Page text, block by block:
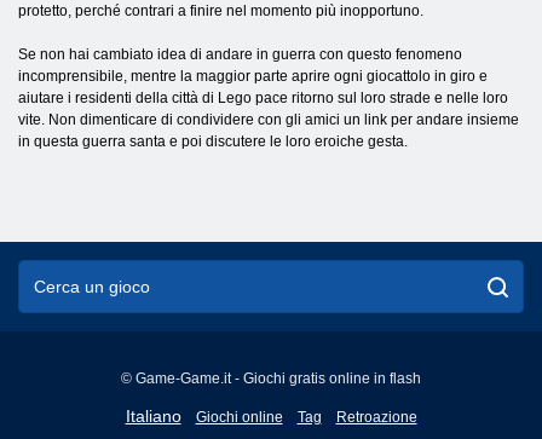
protetto, perché contrari a finire nel momento più inopportuno.
Se non hai cambiato idea di andare in guerra con questo fenomeno
incomprensibile, mentre la maggior parte aprire ogni giocattolo in giro e
aiutare i residenti della città di Lego pace ritorno sul loro strade e nelle loro
vite. Non dimenticare di condividere con gli amici un link per andare insieme
in questa guerra santa e poi discutere le loro eroiche gesta.
© Game-Game.it - Giochi gratis online in flash
Italiano
English
Giochi online Tag Retroazione